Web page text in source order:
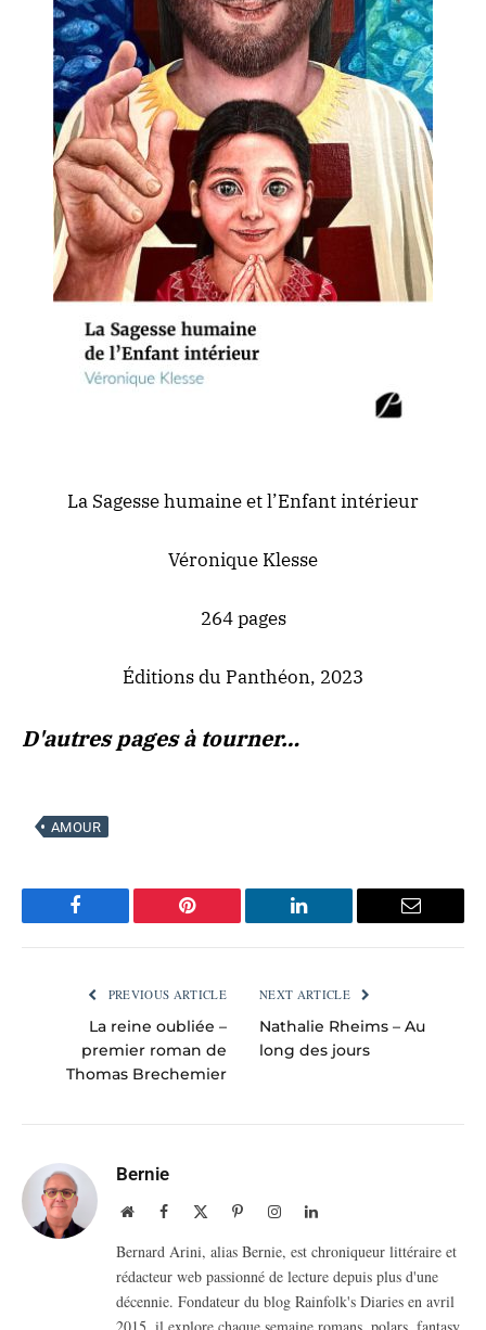
La Sagesse humaine et l’Enfant intérieur
Véronique Klesse
264 pages
Éditions du Panthéon, 2023
D'autres pages à tourner…
AMOUR
Facebook Pinterest LinkedIn Email
PREVIOUS ARTICLE
La reine oubliée –
premier roman de
Thomas Brechemier
NEXT ARTICLE
Nathalie Rheims – Au
long des jours
Bernie
WebsiteFacebook PinterestInstagramLinkedIn
Bernard Arini, alias Bernie, est chroniqueur littéraire et
rédacteur web passionné de lecture depuis plus d'une
décennie. Fondateur du blog Rainfolk's Diaries en avril